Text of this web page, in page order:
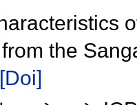
the
[Doi]